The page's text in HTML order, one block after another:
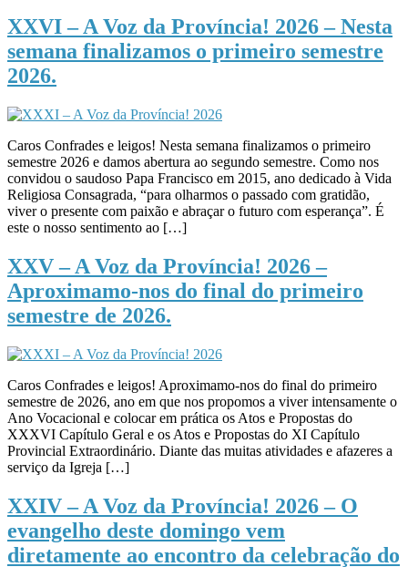
XXVI – A Voz da Província! 2026 – Nesta
semana finalizamos o primeiro semestre
2026.
Caros Confrades e leigos! Nesta semana finalizamos o primeiro
semestre 2026 e damos abertura ao segundo semestre. Como nos
convidou o saudoso Papa Francisco em 2015, ano dedicado à Vida
Religiosa Consagrada, “para olharmos o passado com gratidão,
viver o presente com paixão e abraçar o futuro com esperança”. É
este o nosso sentimento ao […]
XXV – A Voz da Província! 2026 –
Aproximamo-nos do final do primeiro
semestre de 2026.
Caros Confrades e leigos! Aproximamo-nos do final do primeiro
semestre de 2026, ano em que nos propomos a viver intensamente o
Ano Vocacional e colocar em prática os Atos e Propostas do
XXXVI Capítulo Geral e os Atos e Propostas do XI Capítulo
Provincial Extraordinário. Diante das muitas atividades e afazeres a
serviço da Igreja […]
XXIV – A Voz da Província! 2026 – O
evangelho deste domingo vem
diretamente ao encontro da celebração do